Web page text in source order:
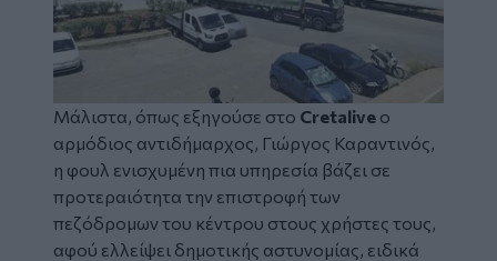
Μάλιστα, όπως εξηγούσε στο Cretalive ο
αρμόδιος αντιδήμαρχος, Γιώργος Καραντινός,
η φουλ ενισχυμένη πια υπηρεσία βάζει σε
προτεραιότητα την επιστροφή των
πεζόδρομων του κέντρου στους χρήστες τους,
αφού ελλείψει δημοτικής αστυνομίας, ειδικά